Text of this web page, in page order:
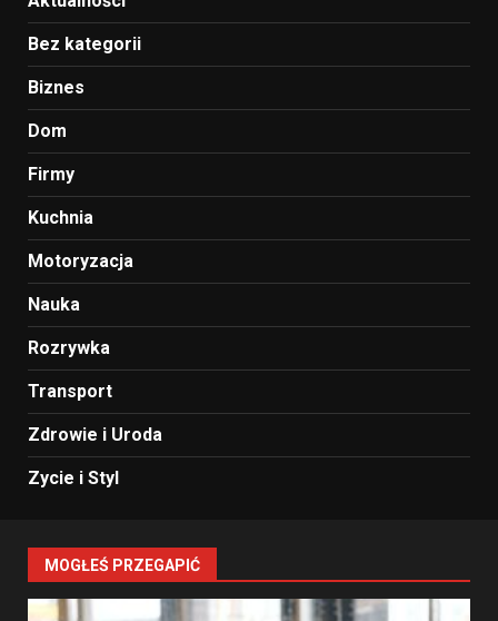
Bez kategorii
Biznes
Dom
Firmy
Kuchnia
Motoryzacja
Nauka
Rozrywka
Transport
Zdrowie i Uroda
Zycie i Styl
MOGŁEŚ PRZEGAPIĆ